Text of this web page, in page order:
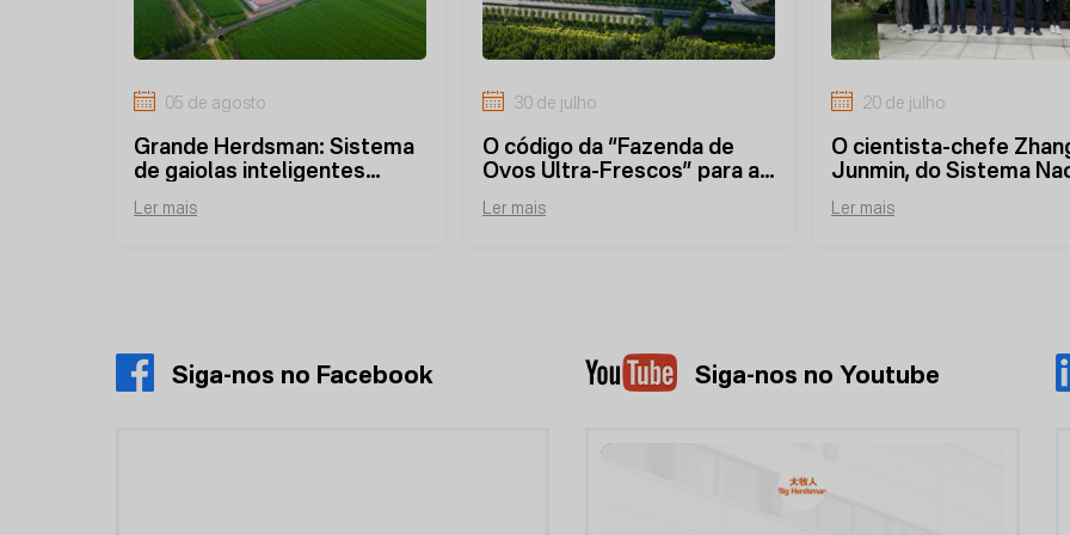
05 de agosto
Grande Herdsman: Sistema
de gaiolas inteligentes
frangos de corte com
Ler mais
30 de julho
O código da “Fazenda de
Ovos Ultra-Frescos” para a
compartilhada: de aviários
Ler mais
20 de julho
O cientista-chefe
Junmin, do Sistema
Camadas, visita a Big
Ler mais
Siga-nos no Facebook Siga-nos no Youtube